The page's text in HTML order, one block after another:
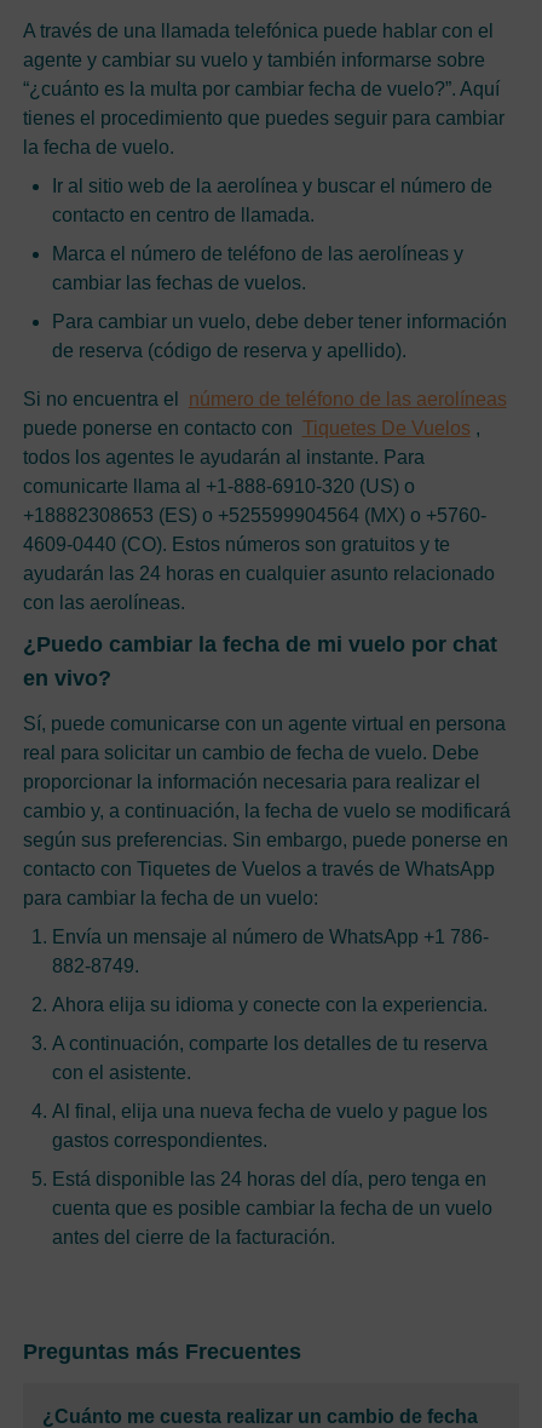
A través de una llamada telefónica puede hablar con el
agente y cambiar su vuelo y también informarse sobre
“¿cuánto es la multa por cambiar fecha de vuelo?”. Aquí
tienes el procedimiento que puedes seguir para cambiar
la fecha de vuelo.
Ir al sitio web de la aerolínea y buscar el número de
contacto en centro de llamada.
Marca el número de teléfono de las aerolíneas y
cambiar las fechas de vuelos.
Para cambiar un vuelo, debe deber tener información
de reserva (código de reserva y apellido).
Si no encuentra el
número de teléfono de las aerolíneas
puede ponerse en contacto con Tiquetes De Vuelos ,
todos los agentes le ayudarán al instante. Para
comunicarte llama al +1-888-6910-320 (US) o
+18882308653 (ES) o +525599904564 (MX) o +5760-
4609-0440 (CO). Estos números son gratuitos y te
ayudarán las 24 horas en cualquier asunto relacionado
con las aerolíneas.
¿Puedo cambiar la fecha de mi vuelo por chat
en vivo?
Sí, puede comunicarse con un agente virtual en persona
real para solicitar un cambio de fecha de vuelo. Debe
proporcionar la información necesaria para realizar el
cambio y, a continuación, la fecha de vuelo se modificará
según sus preferencias. Sin embargo, puede ponerse en
contacto con Tiquetes de Vuelos a través de WhatsApp
para cambiar la fecha de un vuelo:
Envía un mensaje al número de WhatsApp +1 786-
882-8749.
Ahora elija su idioma y conecte con la experiencia.
A continuación, comparte los detalles de tu reserva
con el asistente.
Al final, elija una nueva fecha de vuelo y pague los
gastos correspondientes.
Está disponible las 24 horas del día, pero tenga en
cuenta que es posible cambiar la fecha de un vuelo
antes del cierre de la facturación.
Preguntas más Frecuentes
¿Cuánto me cuesta realizar un cambio de fecha